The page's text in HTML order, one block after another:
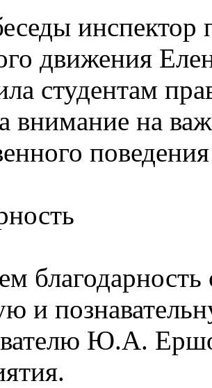
инспектор
движения
студентам
внимание на
благодарность
и
Ю.А.